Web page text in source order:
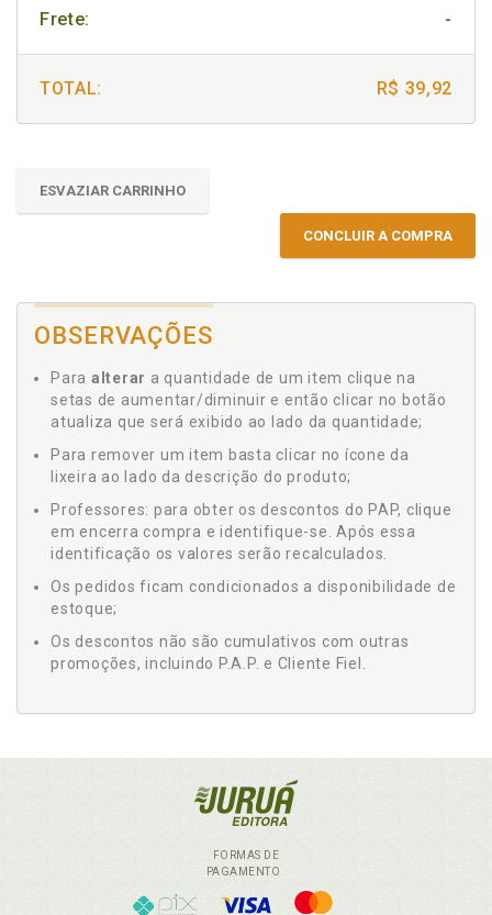
Frete: -
TOTAL: R$ 39,92
ESVAZIAR CARRINHO
CONCLUIR A COMPRA
OBSERVAÇÕES
Para alterar a quantidade de um item clique na
setas de aumentar/diminuir e então clicar no botão
atualiza que será exibido ao lado da quantidade;
Para remover um item basta clicar no ícone da
lixeira ao lado da descrição do produto;
Professores: para obter os descontos do PAP, clique
em encerra compra e identifique-se. Após essa
identificação os valores serão recalculados.
Os pedidos ficam condicionados a disponibilidade de
estoque;
Os descontos não são cumulativos com outras
promoções, incluindo P.A.P. e Cliente Fiel.
FORMAS DE
PAGAMENTO